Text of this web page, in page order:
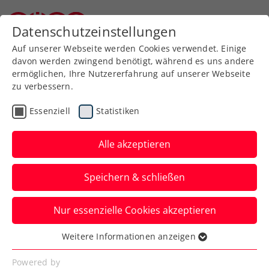
Aktuelle News
News filtern
Datenschutzeinstellungen
Auf unserer Webseite werden Cookies verwendet. Einige
davon werden zwingend benötigt, während es uns andere
ermöglichen, Ihre Nutzererfahrung auf unserer Webseite
zu verbessern.
Essenziell Statistiken
Alle akzeptieren
Speichern & schließen
Nur essenzielle Cookies akzeptieren
Essenziell
Essenzielle Cookies werden für grundlegende
Weitere Informationen anzeigen
Powered by